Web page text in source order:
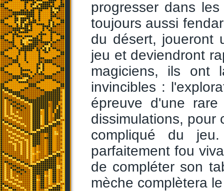
progresser dans
toujours aussi
du désert, joueront
jeu et deviendront
magiciens, ils ont
invincibles :
épreuve d'une
dissimulations, pour
compliqué du
parfaitement fou
de compléter son
mèche complètera